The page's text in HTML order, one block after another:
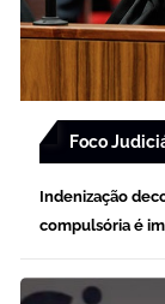
Foco
Indenização
compulsória é